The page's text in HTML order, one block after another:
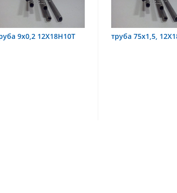
труба 75х1,5, 12Х18Н10Т Труба